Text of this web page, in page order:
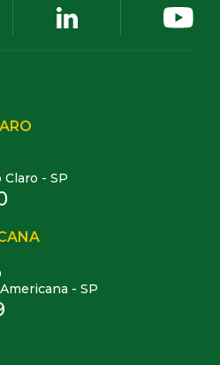
Claro - SP
- SP